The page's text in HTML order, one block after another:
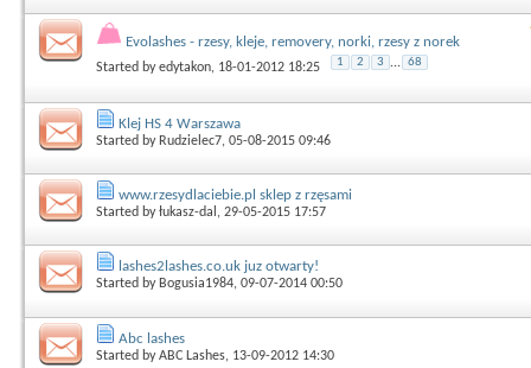
Evolashes - rzesy, kleje, removery, norki, rzesy z norek
Started byedytakon, 18-01-2012 18:25 1 2 3 ... 68
Klej HS 4 Warszawa
Started by Rudzielec7, 05-08-2015 09:46
www.rzesydlaciebie.pl sklep z rzęsami
Started byłukasz-dal , 29-05-2015 17:57
lashes2lashes.co.uk juz otwarty!
Started byBogusia1984, 09-07-2014 00:50
Abc lashes
Started byABC Lashes, 13-09-2012 14:30